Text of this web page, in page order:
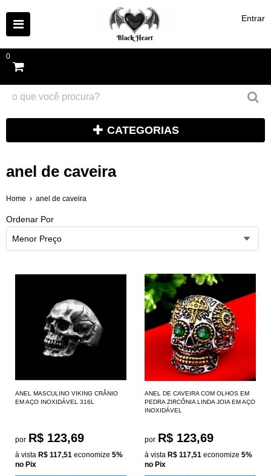
Entrar
0
CATEGORIAS
anel de caveira
Home anel de caveira
Ordenar Por
Menor Preço
ANEL MASCULINO VIKING CRÂNIO
EM AÇO INOXIDÁVEL 316L
por R$ 123,69
à vista R$ 117,51 economize 5%
no Pix
ANEL DE CAVEIRA COM OLHOS EM
PEDRA ZIRCÔNIA LINDA JOIA EM AÇO
INOXIDÁVEL
por R$ 123,69
à vista R$ 117,51 economize 5%
no Pix